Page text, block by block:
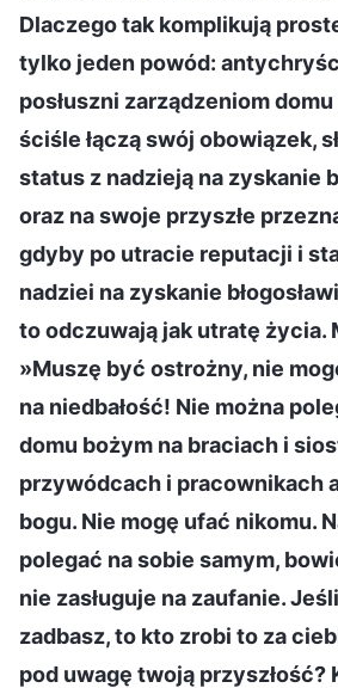
Dlaczego tak komplikują
tylko jeden powód:
posłuszni zarządzeniom
ściśle łączą swój obowiązek,
status z nadzieją na zyskanie
oraz na swoje przyszłe
gdyby po utracie reputacji i
nadziei na zyskanie
to odczuwają jak utratę życia.
»Muszę być ostrożny, nie
na niedbałość! Nie można
domu bożym na braciach i
przywódcach i pracownikach
bogu. Nie mogę ufać nikomu.
polegać na sobie samym,
nie zasługuje na zaufanie.
zadbasz, to kto zrobi to za
pod uwagę twoją przyszłość?